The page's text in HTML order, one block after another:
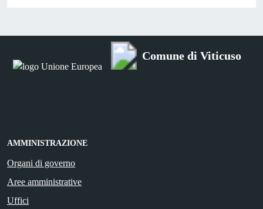
Comune di Viticuso
AMMINISTRAZIONE
Organi di governo
Aree amministrative
Uffici